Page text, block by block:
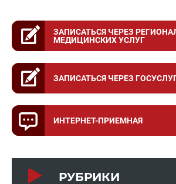
ЗАПИСАТЬСЯ ЧЕРЕЗ
МЕДИЦИНСКИХ УСЛУГ
ЗАПИСАТЬСЯ ЧЕРЕЗ
ИНТЕРНЕТ-ПРИЕМНАЯ
РУБРИКИ